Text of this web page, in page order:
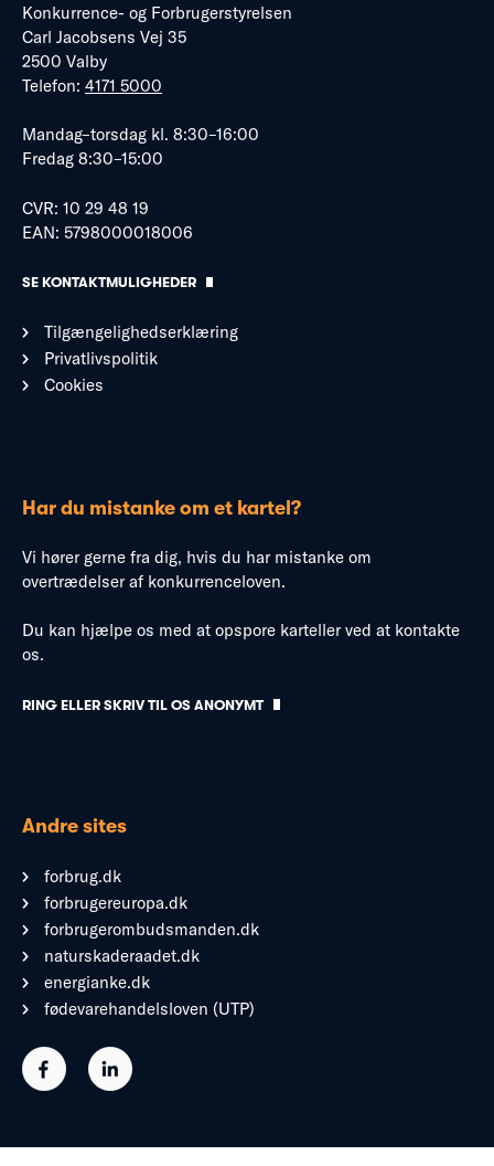
Konkurrence- og Forbrugerstyrelsen
Carl Jacobsens Vej 35
2500 Valby
Telefon: 4171 5000
Mandag–torsdag kl. 8:30–16:00
Fredag 8:30–15:00
CVR: 10 29 48 19
EAN: 5798000018006
SE KONTAKTMULIGHEDER
Tilgængelighedserklæring
Privatlivspolitik
Cookies
Har du mistanke om et kartel?
Vi hører gerne fra dig, hvis du har mistanke om
overtrædelser af konkurrenceloven.
Du kan hjælpe os med at opspore karteller ved at kontakte
os.
RING ELLER SKRIV TIL OS ANONYMT
Andre sites
forbrug.dk
forbrugereuropa.dk
forbrugerombudsmanden.dk
naturskaderaadet.dk
energianke.dk
fødevarehandelsloven (UTP)